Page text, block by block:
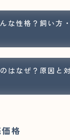
な性格？飼い方
はなぜ？原因と
格